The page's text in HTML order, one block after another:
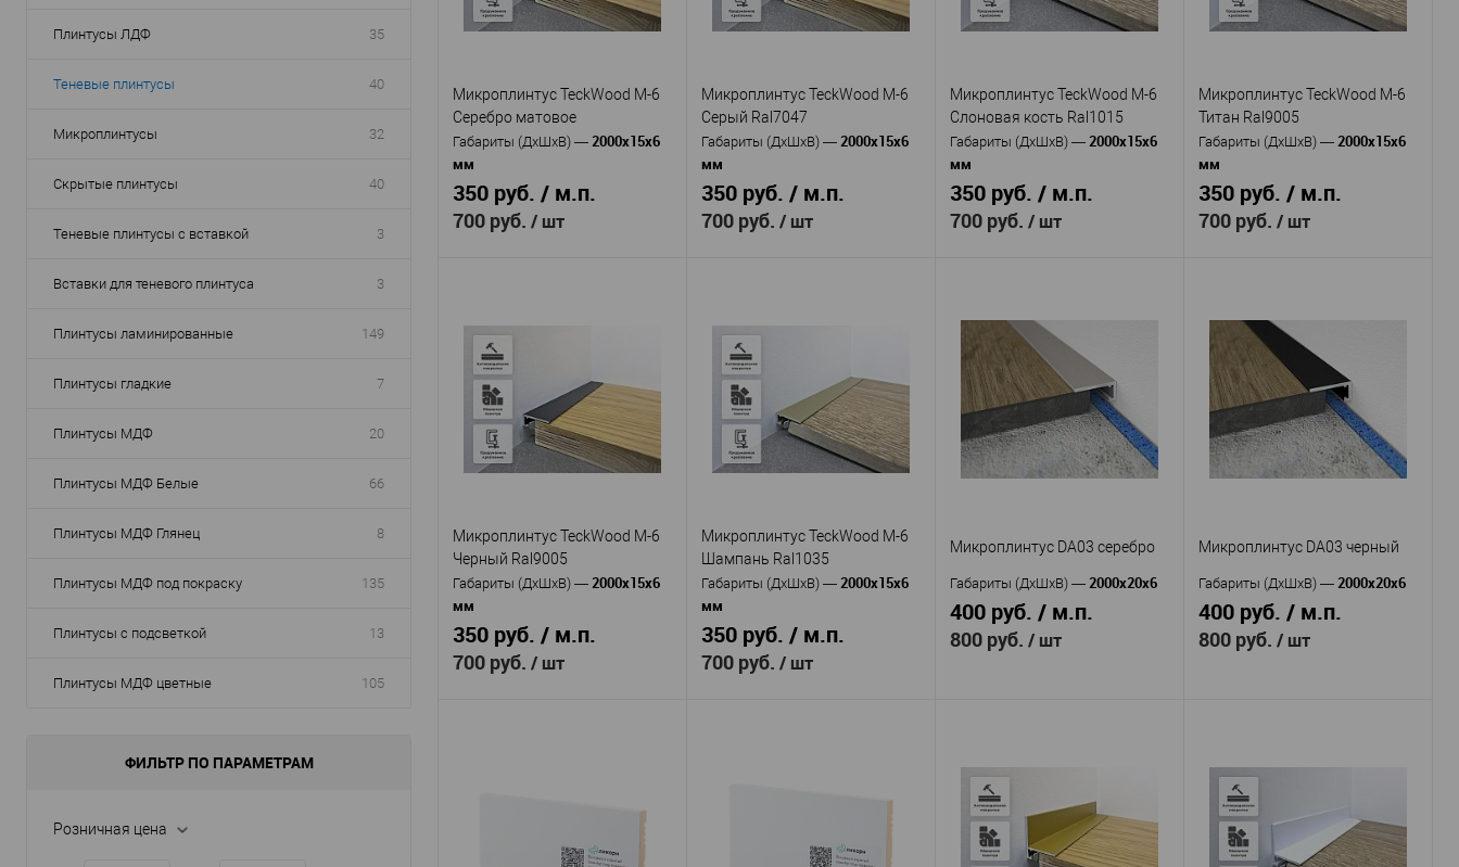
Плинтусы ЛДФ 35
Теневые плинтусы 40
Микроплинтусы 32
Скрытые плинтусы 40
Теневые плинтусы с вставкой 3
Вставки для теневого плинтуса 3
Плинтусы ламинированные 149
Плинтусы гладкие 7
Плинтусы МДФ 20
Плинтусы МДФ Белые 66
Плинтусы МДФ Глянец 8
Плинтусы МДФ под покраску 135
Плинтусы с подсветкой 13
Плинтусы МДФ цветные 105
ФИЛЬТР ПО ПАРАМЕТРАМ
Розничная цена
с покрытием Муар
Страна—Россия
Ширина, мм
15
В избранное
Страна— Россия
Высота, мм—6
В избранное
В наличии
с покрытием Муар
Страна—Россия
Ширина, мм
15
В избранное
Микроплинтус TeckWood M-6
Серебро матовое
Габариты (ДхШхВ) — 2000х15х6
мм
350 руб. / м.п.
700 руб. / шт
Производитель
Артикул—
M-6 Серебро
матовое
Материал—Алюминий
с покрытием Анодтрование
Страна—Россия
Ширина, мм
15
В избранное
Микроплинтус TeckWood M-6
Серый Ral7047
Габариты (ДхШхВ) — 2000х15х6
мм
350 руб. / м.п.
700 руб. / шт
Производитель
Артикул— M-6 Серый Ral7047
Материал —Алюминий
с покрытием Муар
Страна— Россия
Высота, мм—6
В избранное
В наличии
Микроплинтус TeckWood M-6
Слоновая кость Ral1015
Габариты (ДхШхВ) — 2000х15х6
мм
350 руб. / м.п.
700 руб. / шт
Производитель —TeckWood
Артикул —M-6 Слоновая
кость Ral1015
Материал—Алюминий
с покрытием Муар
Страна—Россия
В избранное
В наличии
Микроплинтус TeckWood M-6
Титан Ral9005
Габариты (ДхШхВ) — 2000х15х6
мм
350 руб. / м.п.
700 руб. / шт
Производитель —
Артикул—M-6 Титан Ral9005
Материал—
Алюминий
с покрытием Муар
Страна — Россия
Высота, мм—6
В наличии
Микроплинтус TeckWood M-6
Черный Ral9005
Габариты (ДхШхВ) — 2000х15х6
мм
350 руб. / м.п.
700 руб. / шт
Микроплинтус TeckWood M-6
Шампань Ral1035
Габариты (ДхШхВ) — 2000х15х6
мм
350 руб. / м.п.
700 руб. / шт
TeckWood
Микроплинтус DA03 серебро
Габариты (ДхШхВ) — 2000х20х6
400 руб. / м.п.
800 руб. / шт
Производитель
Артикул
Микроплинтус
DA03 серебро
Материал —алюминий
Микроплинтус DA03 черный
Габариты (ДхШхВ) — 2000х20х6
400 руб. / м.п.
800 руб. / шт
Производитель
Артикул
DA03 черный
Материал —
алюминий